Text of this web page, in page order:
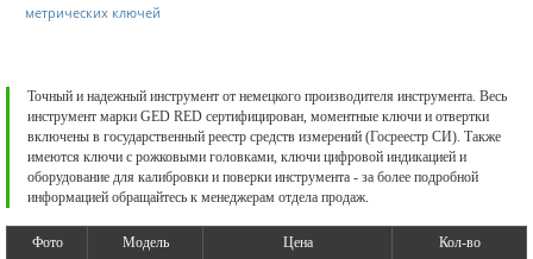
метрических ключей
Точный и надежный инструмент от немецкого производителя инструмента. Весь
инструмент марки GED RED сертифицирован, моментные ключи и отвертки
включены в государственный реестр средств измерений (Госреестр СИ). Также
имеются ключи с рожковыми головками, ключи цифровой индикацией и
оборудование для калибровки и поверки инструмента - за более подробной
информацией обращайтесь к менеджерам отдела продаж.
Фото Модель Цена Кол-во